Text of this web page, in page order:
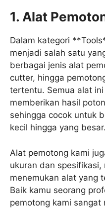
1. Alat
Dalam kategori
menjadi salah satu
berbagai jenis alat
cutter, hingga
tertentu. Semua alat
memberikan hasil
sehingga cocok untuk
kecil hingga yang besar.
Alat pemotong kami
ukuran dan
menemukan alat yang
Baik kamu seorang
pemotong kami